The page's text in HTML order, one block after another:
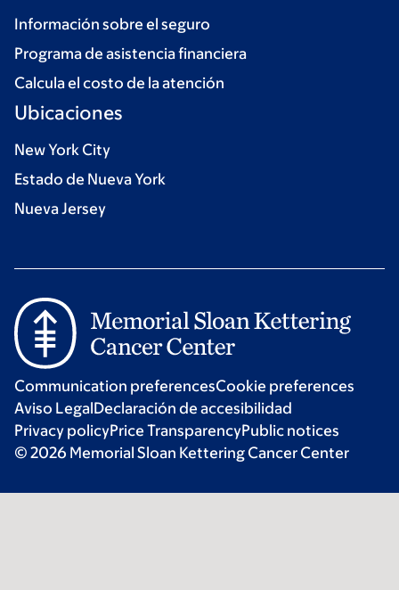
Información sobre el seguro
Programa de asistencia financiera
Calcula el costo de la atención
Ubicaciones
New York City
Estado de Nueva York
Nueva Jersey
Communication preferencesCookie preferences
Aviso LegalDeclaración de accesibilidad
Privacy policyPrice TransparencyPublic notices
© 2026 Memorial Sloan Kettering Cancer Center